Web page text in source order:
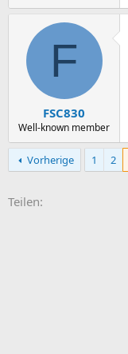
F
FSC830
Well-known member
Vorherige 1 2
Teilen: